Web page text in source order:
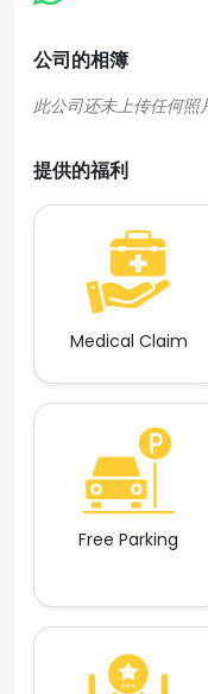
公司的相簿
提供的福利
Medical Claim
Free Parking